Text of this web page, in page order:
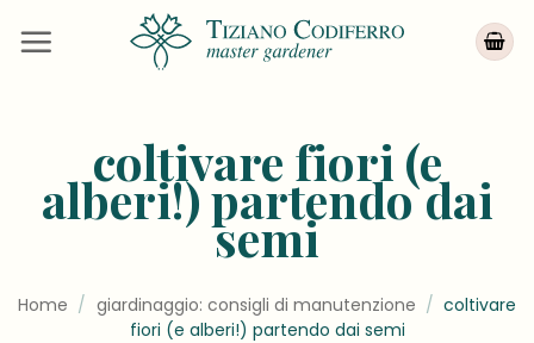
coltivare fiori (e
alberi!) partendo dai
semi
Home / giardinaggio: consigli di manutenzione / coltivare
fiori (e alberi!) partendo dai semi